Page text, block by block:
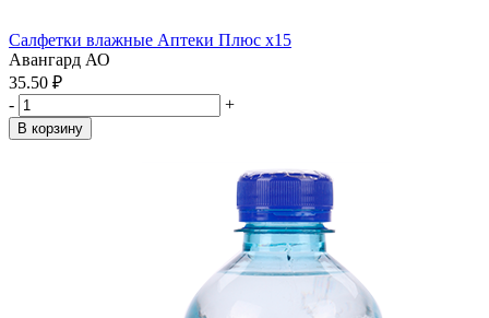
Салфетки влажные Аптеки Плюс x15
Авангард АО
35.50 ₽
-
+
В корзину